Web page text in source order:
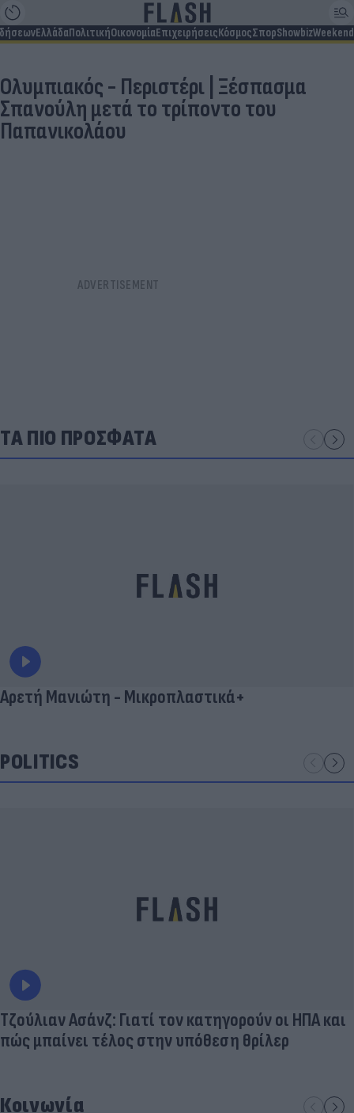
ΕλλάδαΠολιτικήΟικονομίαΕπιχειρήσειςΚόσμοςΣπορShowbizWeekend
Ολυμπιακός - Περιστέρι | Ξέσπασμα
Σπανούλη μετά το τρίποντο του
Παπανικολάου
ΤΑ ΠΙΟ ΠΡΟΣΦΑΤΑ
Αρετή Μανιώτη - Μικροπλαστικά+
POLITICS
Τζούλιαν Ασάνζ: Γιατί τον κατηγορούν οι ΗΠΑ και
πώς μπαίνει τέλος στην υπόθεση θρίλερ
Κοινωνία